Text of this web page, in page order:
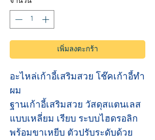
เพิ่มลงตะกร้า
อะไหล่เก้าอี้เสริมสวย โช๊คเก้าอี้ทำ
ผม
ฐานเก้าอี้เสริมสวย วัสดุสแตนเลส
แบบเหลี่ยม เรียบ ระบบไฮดรอลิก
พร้อมขาเหยีบ ตัวปรับระดับด้วย